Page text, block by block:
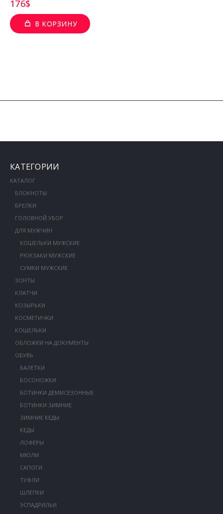
176$
В КОРЗИНУ
КАТЕГОРИИ
КАТАЛОГ
БЛОКНОТЫ
БРЕЛКИ
ГОЛОВНОЙ УБОР
ДЛЯ МУЖЧИН
КОШЕЛЬКИ МУЖСКИЕ
РЮКЗАКИ МУЖСКИЕ
СУМКИ МУЖСКИЕ
ЗОНТЫ
КЛАТЧИ
КОЗЫРЬКИ
КОСМЕТИЧКИ
КОШЕЛЬКИ
ОБЛОЖКИ НА ДОКУМЕНТЫ
ОБУВЬ
БАЛЕТКИ
БОСОНОЖКИ
БОТИНКИ ДЕМИСЕЗОННЫЕ
БОТИНКИ ЗИМНИЕ
ЗИМНИЕ КЕДЫ
КЕДЫ
ЛОФЕРЫ
МЮЛИ
САПОГИ
ТУФЛИ
ШЛЕПКИ
ЭСПАДРИЛЬИ